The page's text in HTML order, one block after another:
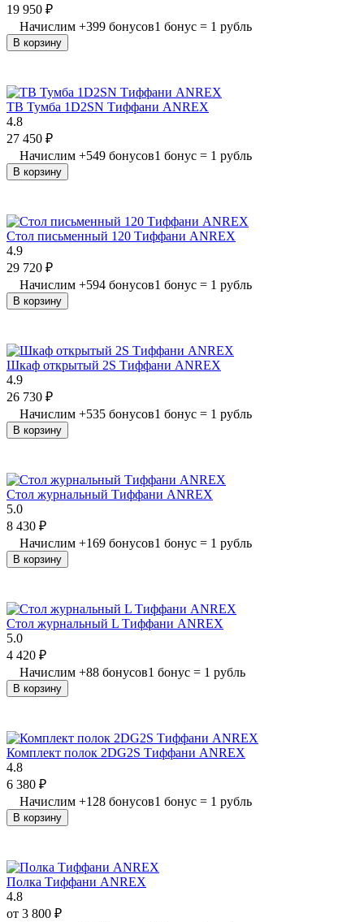
19 950 ₽
Начислим +399 бонусов1 бонус = 1 рубль
В корзину
ТВ Тумба 1D2SN Тиффани ANREX
4.8
27 450 ₽
Начислим +549 бонусов1 бонус = 1 рубль
В корзину
Стол письменный 120 Тиффани ANREX
4.9
29 720 ₽
Начислим +594 бонусов1 бонус = 1 рубль
В корзину
Шкаф открытый 2S Тиффани ANREX
4.9
26 730 ₽
Начислим +535 бонусов1 бонус = 1 рубль
В корзину
Стол журнальный Тиффани ANREX
5.0
8 430 ₽
Начислим +169 бонусов1 бонус = 1 рубль
В корзину
Стол журнальный L Тиффани ANREX
5.0
4 420 ₽
Начислим +88 бонусов1 бонус = 1 рубль
В корзину
Комплект полок 2DG2S Тиффани ANREX
4.8
6 380 ₽
Начислим +128 бонусов1 бонус = 1 рубль
В корзину
Полка Тиффани ANREX
4.8
от 3 800 ₽